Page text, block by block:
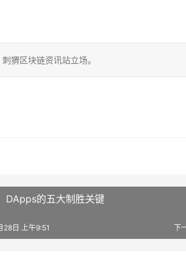
猬区块链资讯站立场。
DApps的五大制胜关键
下
28日 上午9:51